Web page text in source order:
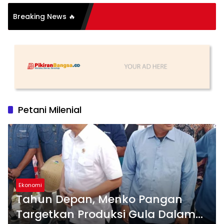
Breaking News 🔥
Petani Milenial
Ekonomi
Tahun Depan, Menko Pangan
Targetkan Produksi Gula Dalam